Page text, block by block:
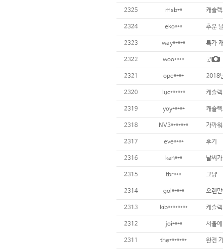
2325 msb** 캐슬
2324 eko*** 추운
2323 way***** 특가
2322 woo**** 굿
2321 ope**** 2018
2320 luc****** 캐슬
2319 yoy***** 캐슬
2318 NV3******* 가까
2317 eve**** 후기
2316 kan***
2315 tbr*** 그냥
2314 gol***** 오랜
2313 kib******** 캐슬
2312 joi****
2311 the******* 완전